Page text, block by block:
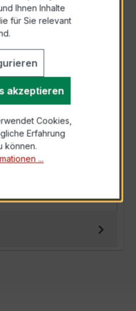
60 5/5A 10VA
Ihnen Inhalte
für Sie relevant
akzeptieren
Cookies,
Erfahrung
können.
...